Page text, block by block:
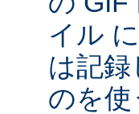
イル
は記
のを